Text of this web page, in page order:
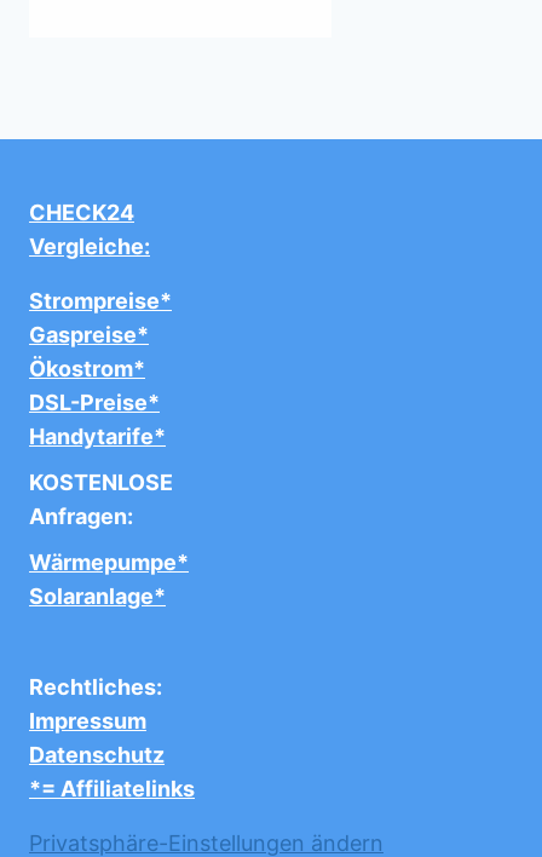
CHECK24
Vergleiche:
Strompreise*
Gaspreise*
Ökostrom*
DSL-Preise*
Handytarife*
KOSTENLOSE
Anfragen:
Wärmepumpe*
Solaranlage*
Rechtliches:
Impressum
Datenschutz
*= Affiliatelinks
Privatsphäre-Einstellungen ändern